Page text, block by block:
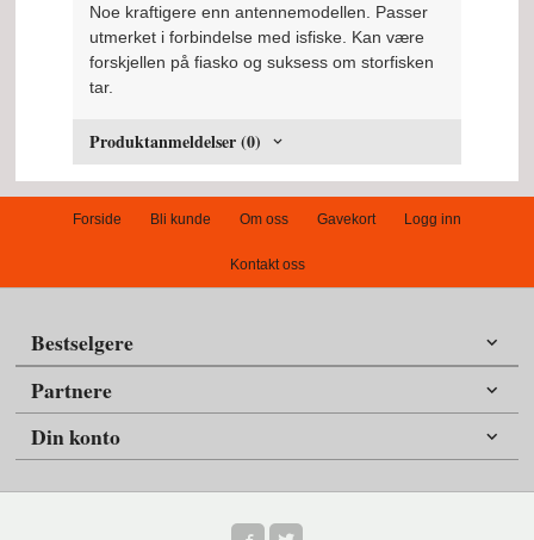
Noe kraftigere enn antennemodellen. Passer
utmerket i forbindelse med isfiske. Kan være
forskjellen på fiasko og suksess om storfisken
tar.
Produktanmeldelser (0)
Forside Bli kunde Om oss Gavekort Logg inn
Kontakt oss
Bestselgere
Partnere
Din konto